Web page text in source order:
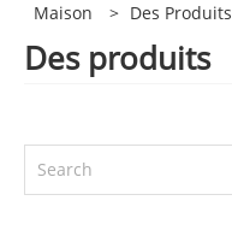
Maison > Des Produits
Des produits